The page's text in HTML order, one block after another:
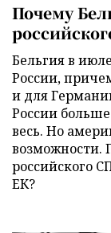
Почему
Бельгия в
России,
и для
России
весь. Но
возможности.
российского
ЕК?